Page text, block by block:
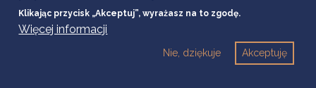
Klikając przycisk „Akceptuj”, wyrażasz na to zgodę.
Więcej informacji
Akceptuję
Nie, dziękuje